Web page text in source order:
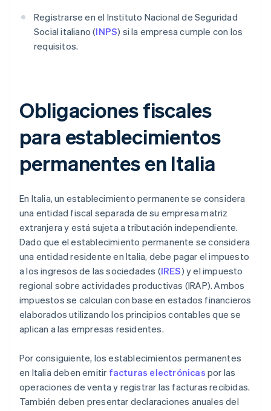
Registrarse en el Instituto Nacional de Seguridad
Social italiano (INPS) si la empresa cumple con los
requisitos.
Obligaciones fiscales
para establecimientos
permanentes en Italia
En Italia, un establecimiento permanente se considera
una entidad fiscal separada de su empresa matriz
extranjera y está sujeta a tributación independiente.
Dado que el establecimiento permanente se considera
una entidad residente en Italia, debe pagar el impuesto
a los ingresos de las sociedades (IRES) y el impuesto
regional sobre actividades productivas (IRAP). Ambos
impuestos se calculan con base en estados financieros
elaborados utilizando los principios contables que se
aplican a las empresas residentes.
Por consiguiente, los establecimientos permanentes
en Italia deben emitir facturas electrónicas por las
operaciones de venta y registrar las facturas recibidas.
También deben presentar declaraciones anuales del